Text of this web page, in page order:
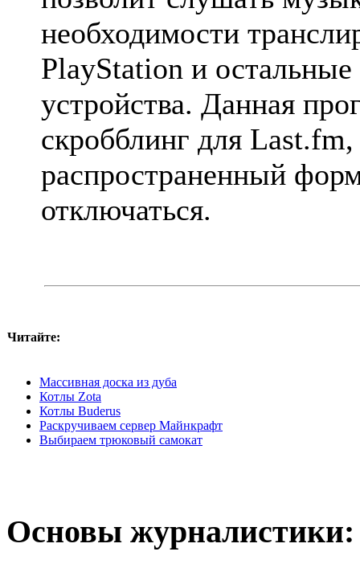
необходимости
PlayStation и
устройства. Данная
скробблинг для
распространенный
отключаться.
Читайте:
Массивная доска из дуба
Котлы Zota
Котлы Buderus
Раскручиваем сервер Майнкрафт
Выбираем трюковый самокат
Основы журналистики: